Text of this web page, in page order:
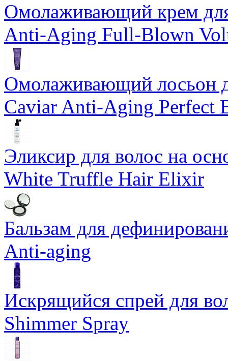
Омолаживающий крем
Anti-Aging Full-Blown
Омолаживающий лосьон
Caviar Anti-Aging Perfect
Эликсир для волос на
White Truffle Hair Elixir
Бальзам для
Anti-aging
Искрящийся спрей для
Shimmer Spray